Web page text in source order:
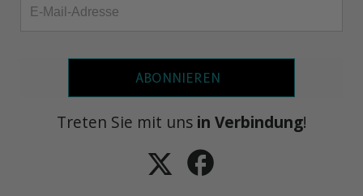
ABONNIEREN
Treten Sie mit uns in Verbindung!